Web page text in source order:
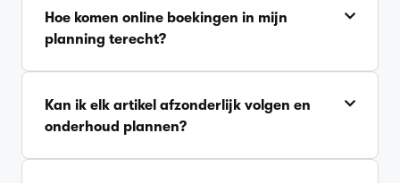
Hoe komen online boekingen in mijn
planning terecht?
Kan ik elk artikel afzonderlijk volgen en
onderhoud plannen?